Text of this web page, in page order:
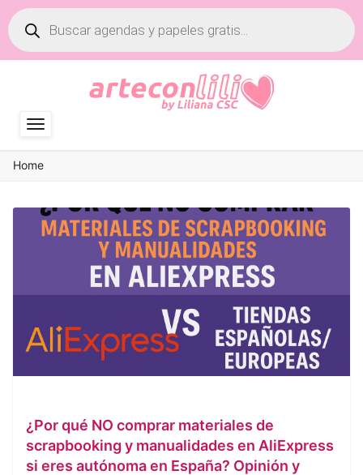
Búsqueda
de
productos
Home
¿Por qué NO comprar materiales de
scrapbooking y manualidades en AliExpress
si eres autónoma en España? Opinión y